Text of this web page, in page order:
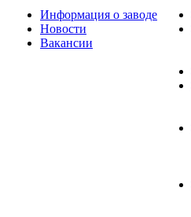
Информация о заводе
Новости
Вакансии